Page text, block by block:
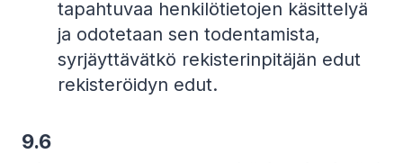
tapahtuvaa henkilötietojen käsittelyä
ja odotetaan sen todentamista,
syrjäyttävätkö rekisterinpitäjän edut
rekisteröidyn edut.
9.6